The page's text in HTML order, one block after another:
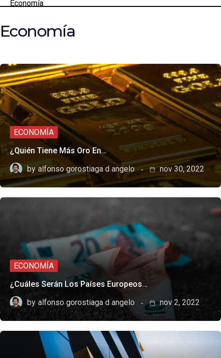
Economía
Economía
ECONOMÍA
¿Quién Tiene Más Oro En…
by alfonso gorostiaga d angelo nov 30, 2022
ECONOMÍA
¿Cuáles Serán Los Países Europeos…
by alfonso gorostiaga d angelo nov 2, 2022